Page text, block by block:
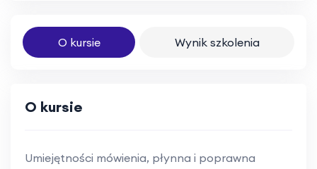
O kursie Wynik szkolenia
O kursie
Umiejętności mówienia, płynna i poprawna